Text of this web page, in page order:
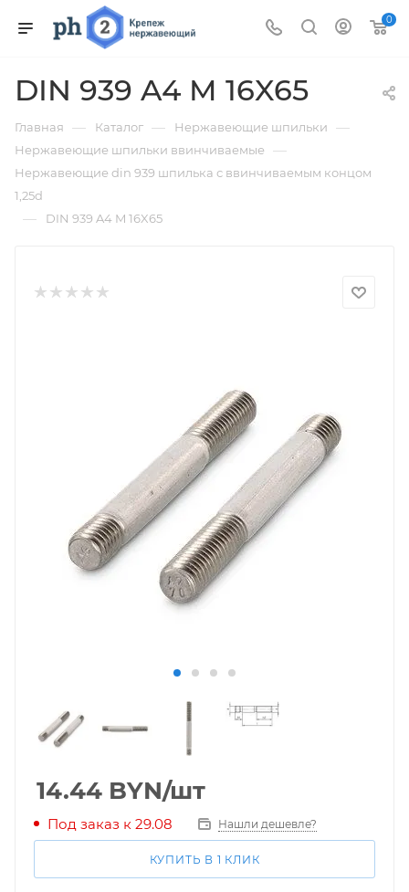
0
DIN 939 A4 M 16X65
Главная — Каталог — Нержавеющие шпильки —
Нержавеющие шпильки ввинчиваемые —
Нержавеющие din 939 шпилька с ввинчиваемым концом
1,25d
— DIN 939 A4 M 16X65
14.44 BYN/шт
Под заказ к 29.08 Нашли дешевле?
КУПИТЬ В 1 КЛИК